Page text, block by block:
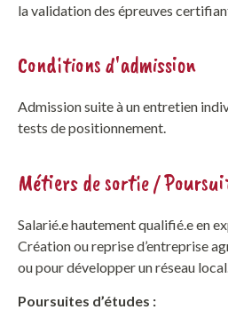
la validation des épreuves
Conditions d'admission
Admission suite à un entretien
tests de positionnement.
Métiers de sortie /
Salarié.e hautement qualifié.e en
Création ou reprise d’entreprise
ou pour développer un réseau local.
Poursuites d’études :